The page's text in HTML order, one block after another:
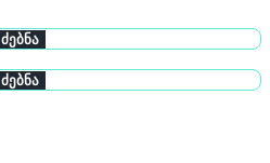
ძებნა
ძებნა